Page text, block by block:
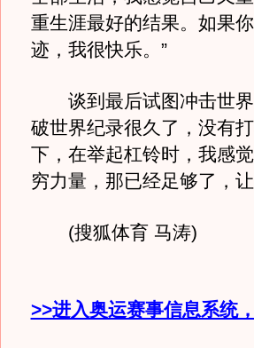
重生涯最好的结果。如果
迹，我很快乐。”
谈到最后试图冲击世界
破世界纪录很久了，没有
下，在举起杠铃时，我感
穷力量，那已经足够了，
(搜狐体育 马涛)
>>进入奥运赛事信息系统